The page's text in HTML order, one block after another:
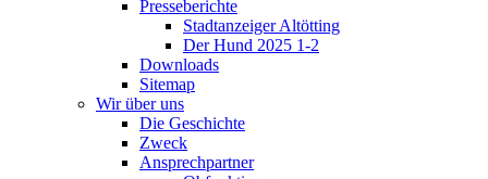
Presseberichte
Stadtanzeiger Altötting
Der Hund 2025 1-2
Downloads
Sitemap
Wir über uns
Die Geschichte
Zweck
Ansprechpartner